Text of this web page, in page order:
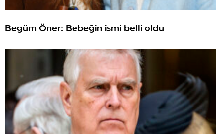
Begüm Öner: Bebeğin ismi belli oldu